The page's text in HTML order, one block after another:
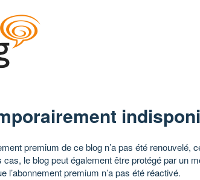
premium de ce blog n’a pas été renouvelé,
le blog peut également être protégé par un
l’abonnement premium n’a pas été réactivé.